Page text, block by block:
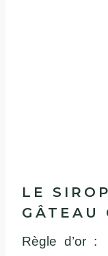
LE
GÂTEAU
Règle d’or :